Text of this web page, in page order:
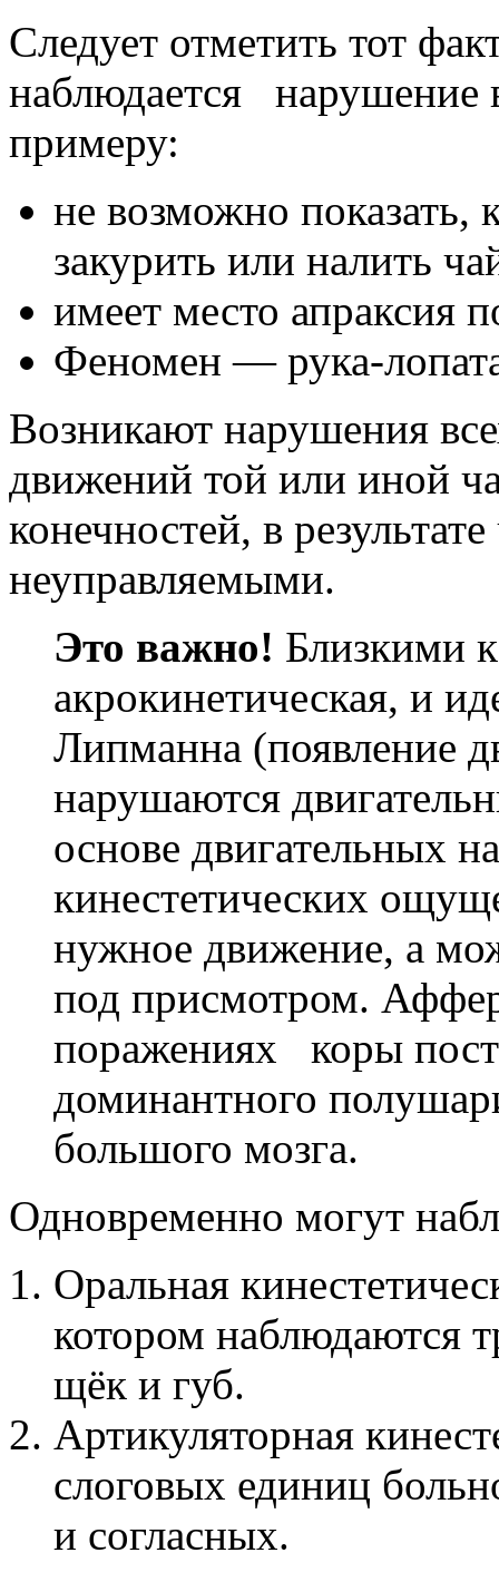
Следует отметить тот
наблюдается нарушение
примеру:
не возможно показать,
закурить или налить
имеет место апраксия
Феномен — рука-
Возникают нарушения
движений той или иной
конечностей, в
неуправляемыми.
Это важно! Близкими
акрокинетическая, и
Липманна (появление
нарушаются
основе двигательных
кинестетических
нужное движение, а
под присмотром.
поражениях коры
доминантного
большого мозга.
Одновременно могут
Оральная
котором наблюдаются
щёк и губ.
Артикуляторная
слоговых единиц
и согласных.